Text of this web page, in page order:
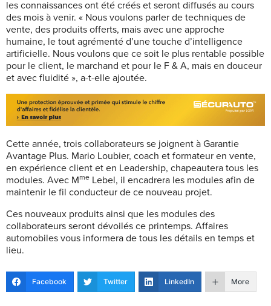
les connaissances ont été créés et seront diffusés au cours
des mois à venir. « Nous voulons parler de techniques de
vente, des produits offerts, mais avec une approche
humaine, le tout agrémenté d’une touche d’intelligence
artificielle. Nous voulons que ce soit le plus rentable possible
pour le client, le marchand et pour le F & A, mais en douceur
et avec fluidité », a-t-elle ajoutée.
Cette année, trois collaborateurs se joignent à Garantie
Avantage Plus. Mario Loubier, coach et formateur en vente,
en expérience client et en Leadership, chapeautera tous les
modules. Avec Mme Lebel, il encadrera les modules afin de
maintenir le fil conducteur de ce nouveau projet.
Ces nouveaux produits ainsi que les modules des
collaborateurs seront dévoilés ce printemps. Affaires
automobiles vous informera de tous les détails en temps et
lieu.
Facebook Twitter LinkedIn More